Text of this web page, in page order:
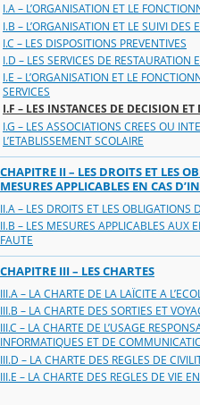
I.A – L’ORGANISATION ET LE
I.B – L’ORGANISATION ET LE SUIVI DES
I.C – LES DISPOSITIONS PREVENTIVES
I.D – LES SERVICES DE RESTAURATION
I.E – L’ORGANISATION ET LE
SERVICES
I.F – LES INSTANCES DE DECISION
I.G – LES ASSOCIATIONS CREES OU
L’ETABLISSEMENT SCOLAIRE
CHAPITRE II – LES DROITS ET LES
MESURES APPLICABLES EN CAS
II.A – LES DROITS ET LES OBLIGATIONS
II.B – LES MESURES APPLICABLES AUX
FAUTE
CHAPITRE III – LES CHARTES
III.A – LA CHARTE DE LA LAÏCITE A
III.B – LA CHARTE DES SORTIES ET
III.C – LA CHARTE DE L’USAGE
INFORMATIQUES ET DE
III.D – LA CHARTE DES REGLES DE
III.E – LA CHARTE DES REGLES DE VIE